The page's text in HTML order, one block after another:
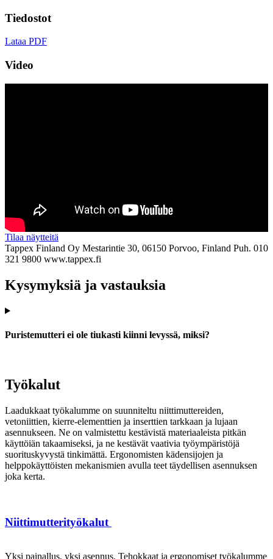
Tiedostot
Lataa PDF
Video
Tilaa näytteitä
Tappex Finland Oy Mestarintie 30, 06150 Porvoo, Finland Puh. 010
321 9800 www.tappex.fi
Kysymyksiä ja vastauksia
Puristemutteri ei ole tiukasti kiinni levyssä, miksi?
Työkalut
Laadukkaat työkalumme on suunniteltu niittimuttereiden,
vetoniittien, kierre-elementtien ja inserttien tarkkaan ja lujaan
asennukseen. Ne on valmistettu kestävistä materiaaleista pitkän
käyttöiän takaamiseksi, ja ne kestävät vaativia työympäristöjä
suorituskyvystä tinkimättä. Ergonomisten kädensijojen ja
helppokäyttöisten mekanismien avulla teet täydellisen asennuksen
joka kerta.
Niittimutterityökalut
Yksi painallus, yksi asennus. Tehokkaat ja ergonomiset työkalumme